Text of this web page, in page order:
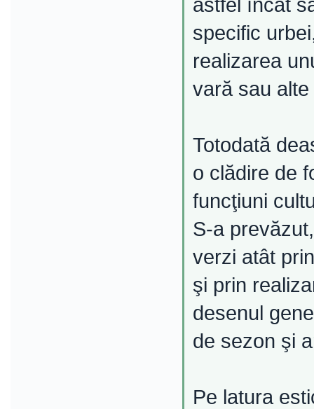
astfel încât
specific
realizarea
vară sau
Totodată
o clădire de
funcţiuni
S-a
verzi atât
şi prin
desenul
de sezon şi
Pe latura